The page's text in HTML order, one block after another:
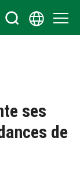
ses
de